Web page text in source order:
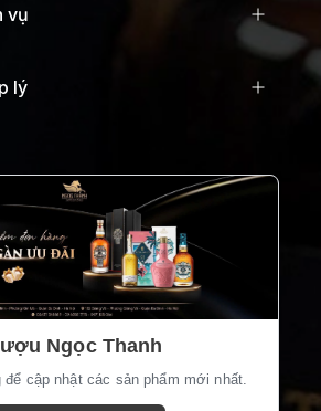
vụ
lý
Ngọc Thanh
để cập nhật các sản phẩm mới nhất.